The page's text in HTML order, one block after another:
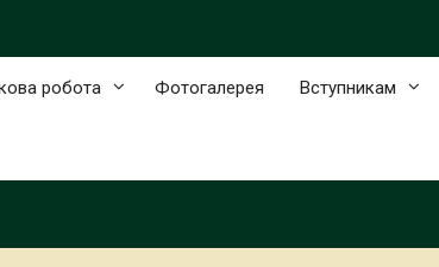
робота Фотогалерея Вступникам